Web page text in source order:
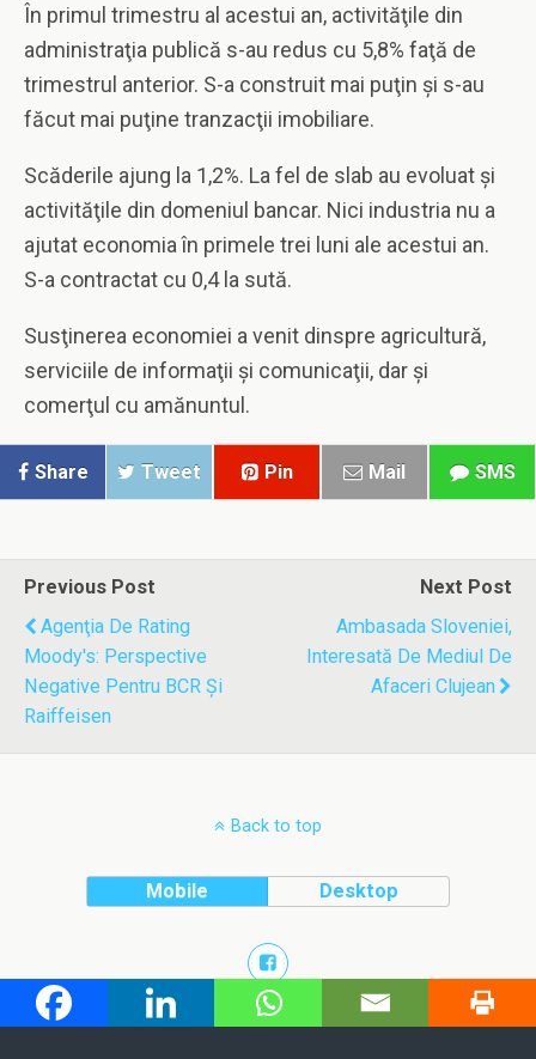
În primul trimestru al acestui an, activităţile din
administraţia publică s-au redus cu 5,8% faţă de
trimestrul anterior. S-a construit mai puţin şi s-au
făcut mai puţine tranzacţii imobiliare.
Scăderile ajung la 1,2%. La fel de slab au evoluat şi
activităţile din domeniul bancar. Nici industria nu a
ajutat economia în primele trei luni ale acestui an.
S-a contractat cu 0,4 la sută.
Susţinerea economiei a venit dinspre agricultură,
serviciile de informaţii şi comunicaţii, dar şi
comerţul cu amănuntul.
Share Tweet Pin Mail SMS
Previous Post
Agenţia De Rating
Moody's: Perspective
Negative Pentru BCR Şi
Raiffeisen
Next Post
Ambasada Sloveniei,
Interesată De Mediul De
Afaceri Clujean
Back to top
Mobile Desktop